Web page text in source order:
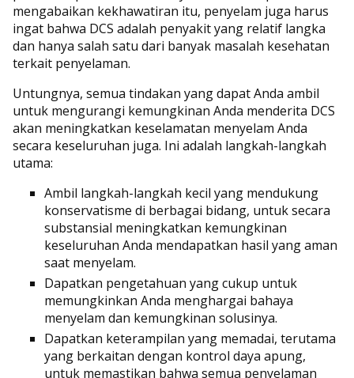
mengabaikan kekhawatiran itu, penyelam juga harus
ingat bahwa DCS adalah penyakit yang relatif langka
dan hanya salah satu dari banyak masalah kesehatan
terkait penyelaman.
Untungnya, semua tindakan yang dapat Anda ambil
untuk mengurangi kemungkinan Anda menderita DCS
akan meningkatkan keselamatan menyelam Anda
secara keseluruhan juga. Ini adalah langkah-langkah
utama:
Ambil langkah-langkah kecil yang mendukung
konservatisme di berbagai bidang, untuk secara
substansial meningkatkan kemungkinan
keseluruhan Anda mendapatkan hasil yang aman
saat menyelam.
Dapatkan pengetahuan yang cukup untuk
memungkinkan Anda menghargai bahaya
menyelam dan kemungkinan solusinya.
Dapatkan keterampilan yang memadai, terutama
yang berkaitan dengan kontrol daya apung,
untuk memastikan bahwa semua penyelaman